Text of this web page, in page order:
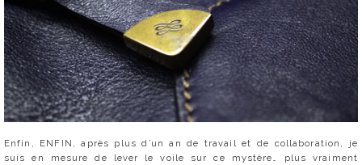
Enfin, ENFIN, après plus d’un an de travail et de collaboration, je
suis en mesure de lever le voile sur ce mystère… plus vraiment